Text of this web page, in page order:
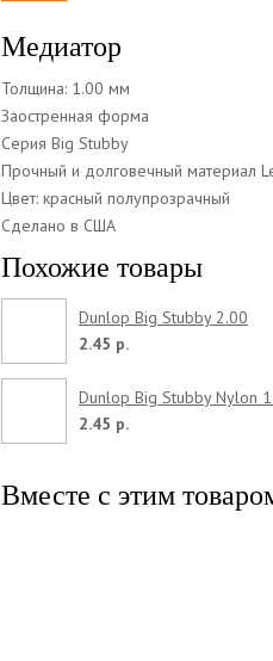
Медиатор
Толщина: 1.00 мм
Заостренная форма
Серия Big Stubby
Прочный и долговечный материал
Цвет: красный полупрозрачный
Сделано в США
Похожие товары
Dunlop Big Stubby 2.00
2.45 р.
Dunlop Big Stubby Nylon
2.45 р.
Вместе с этим